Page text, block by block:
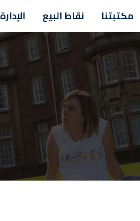
مكتبتنا نقاط البيع الإدارة